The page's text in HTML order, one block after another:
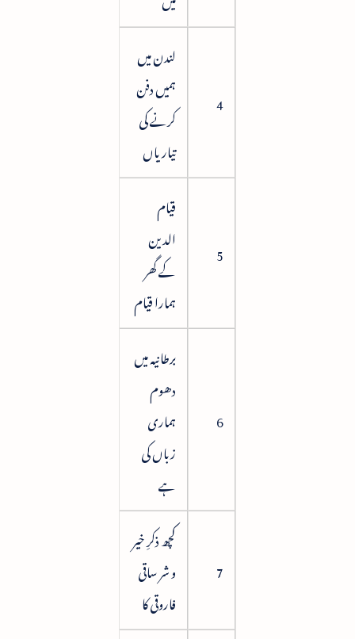
4
لندن میں
ہمیں دفن
کرنے کی
تیاریاں
5
قیام
الدین
کے گھر
ہمارا قیام
6
برطانیہ میں
دھوم
ہماری
زباں کی
ہے
7
کچھ ذکرِ خیر
و شر ساقی
فاروقی کا